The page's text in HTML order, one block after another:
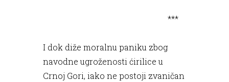
***
I dok diže moralnu paniku zbog
navodne ugroženosti ćirilice u
Crnoj Gori, iako ne postoji zvaničan